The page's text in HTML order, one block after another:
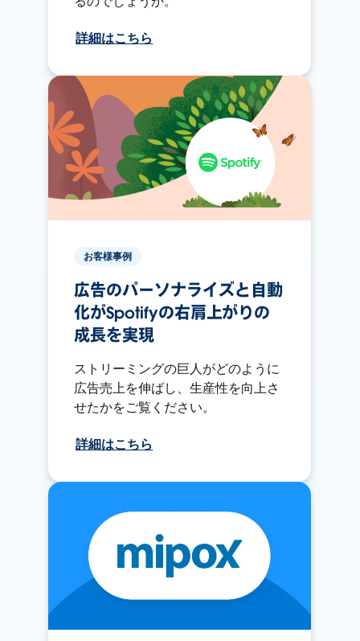
詳細はこちら
お客様事例
広告のパーソナライズと自動
化がSpotifyの右肩上がりの
成長を実現
ストリーミングの巨人がどのように
広告売上を伸ばし、生産性を向上さ
せたかをご覧ください。
詳細はこちら